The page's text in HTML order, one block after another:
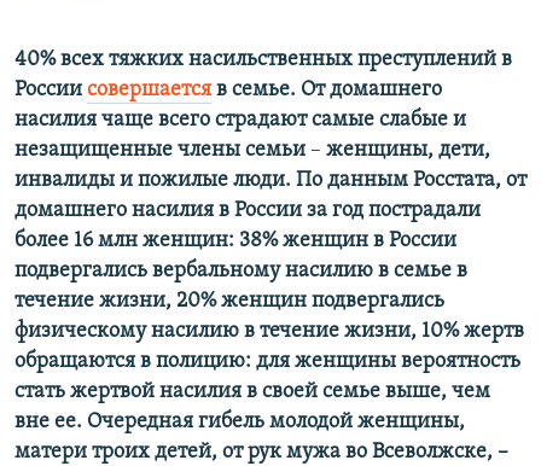
Все сайты РСЕ/РС
40% всех тяжких насильственных преступлений в
России совершается в семье. От домашнего
насилия чаще всего страдают самые слабые и
незащищенные члены семьи – женщины, дети,
инвалиды и пожилые люди. По данным Росстата, от
домашнего насилия в России за год пострадали
более 16 млн женщин: 38% женщин в России
подвергались вербальному насилию в семье в
течение жизни, 20% женщин подвергались
физическому насилию в течение жизни, 10% жертв
обращаются в полицию: для женщины вероятность
стать жертвой насилия в своей семье выше, чем
вне ее. Очередная гибель молодой женщины,
матери троих детей, от рук мужа во Всеволжске, –